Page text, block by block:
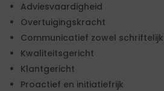
Adviesvaardigheid
Overtuigingskracht
Communicatief zowel
Kwaliteitsgericht
Klantgericht
Proactief en initiatiefrijk